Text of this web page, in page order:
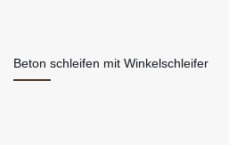
Beton schleifen mit Winkelschleifer